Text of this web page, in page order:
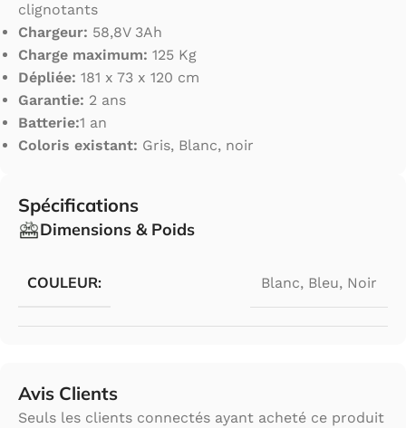
clignotants
Chargeur: 58,8V 3Ah
Charge maximum: 125 Kg
Dépliée: 181 x 73 x 120 cm
Garantie: 2 ans
Batterie:1 an
Coloris existant: Gris, Blanc, noir
Spécifications
Dimensions & Poids
COULEUR: Blanc, Bleu, Noir
Avis Clients
Seuls les clients connectés ayant acheté ce produit